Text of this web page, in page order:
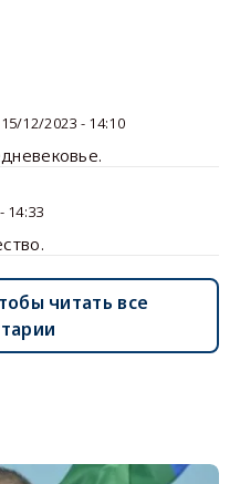
12/2023 - 14:10
14:33
читать все